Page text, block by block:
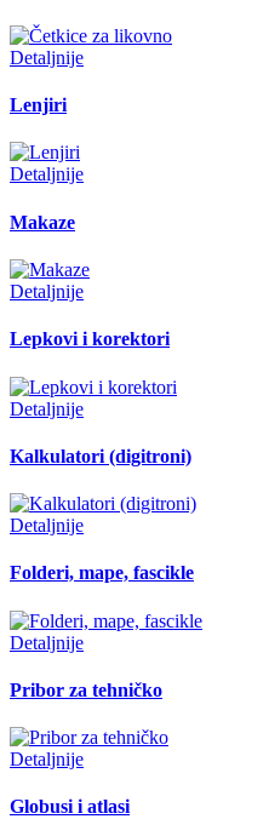
Detaljnije
Lenjiri
Detaljnije
Makaze
Detaljnije
Lepkovi i korektori
Detaljnije
Kalkulatori (digitroni)
Detaljnije
Folderi, mape, fascikle
Detaljnije
Pribor za tehničko
Detaljnije
Globusi i atlasi